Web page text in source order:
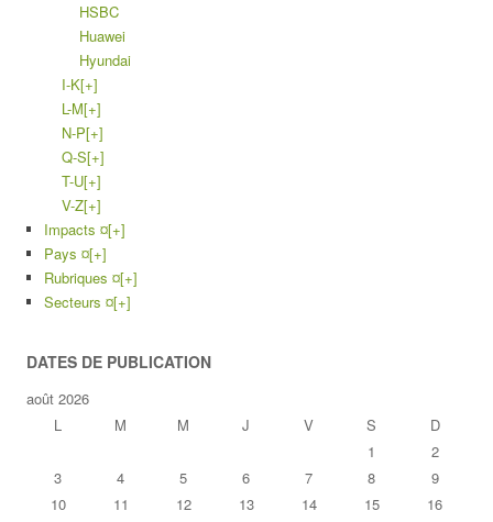
HSBC
Huawei
Hyundai
I-K[+]
L-M[+]
N-P[+]
Q-S[+]
T-U[+]
V-Z[+]
Impacts ¤[+]
Pays ¤[+]
Rubriques ¤[+]
Secteurs ¤[+]
DATES DE PUBLICATION
août 2026
L
M M J V S
D
1
2
3
4 5 6 7 8
9
10
11 12 13 14 15
16